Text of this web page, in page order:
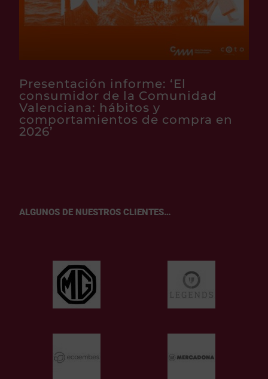
Presentación informe: ‘El
consumidor de la Comunidad
Valenciana: hábitos y
comportamientos de compra en
2026’
ALGUNOS DE NUESTROS CLIENTES…